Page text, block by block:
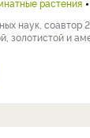
наук, соавтор
и